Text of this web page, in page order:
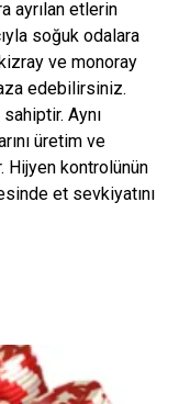
ayrılan etlerin
soğuk odalara
ve monoray
edebilirsiniz.
Aynı
üretim ve
kontrolünün
et sevkiyatını